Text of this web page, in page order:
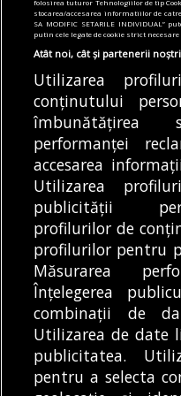
valorează
05/08/2026
Articole Știri
Noi întreruperi
și Giurgiu.
transmite
afectate
MODIFICĂ
© Copyright
Găzduit de
Despre
Noi
Media
Kit
stocarea/accesarea informatiilor de
SA MODIFIC SETARILE
putin cele legate de cookie strict
Atât noi, cât și partenerii
Utilizarea
conținutului
îmbunătățirea
performanței
accesarea
Utilizarea
publicității
profilurilor de
profilurilor pentru
Măsurarea
Înțelegerea
combinații de
Utilizarea de date
publicitatea.
pentru a selecta